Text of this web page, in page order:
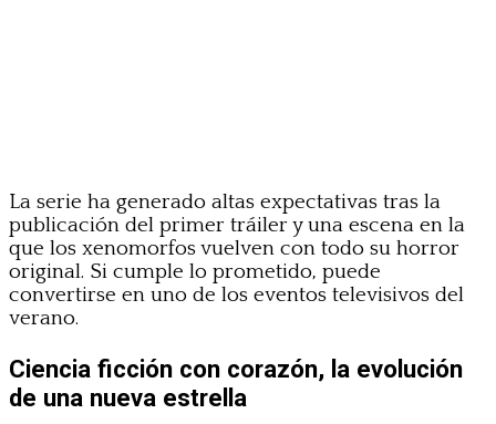
La serie ha generado altas expectativas tras la
publicación del primer tráiler y una escena en la
que los xenomorfos vuelven con todo su horror
original. Si cumple lo prometido, puede
convertirse en uno de los eventos televisivos del
verano.
Ciencia ficción con corazón, la evolución
de una nueva estrella